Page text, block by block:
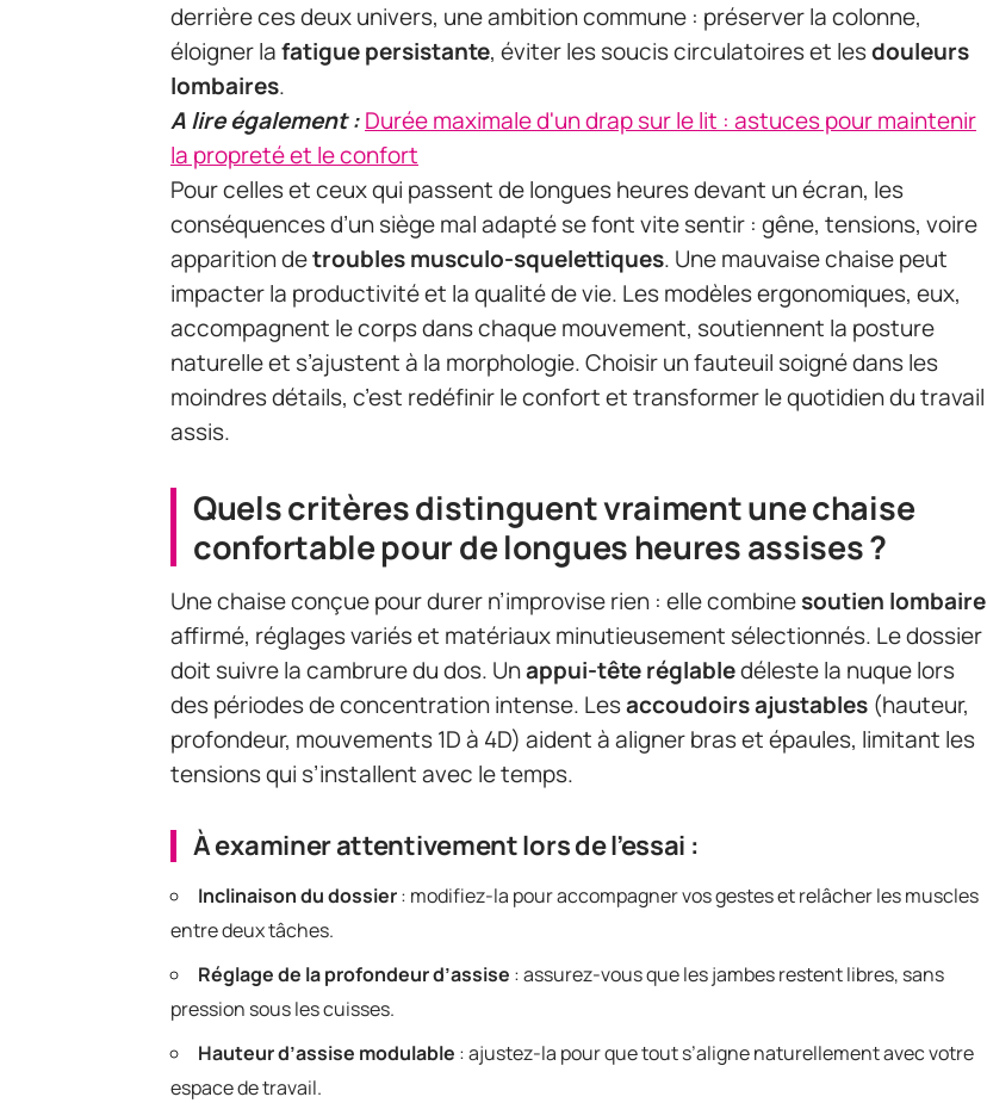
derrière ces deux univers, une ambition commune : préserver la colonne,
éloigner lafatigue persistante, éviter les soucis circulatoires et lesdouleurs
lombaires.
A lire également :Durée maximale d'un drap sur le lit : astuces pour maintenir
la propreté et le confort
Pour celles et ceux qui passent de longues heures devant un écran, les
conséquences d’un siège mal adapté se font vite sentir : gêne, tensions, voire
apparition detroubles musculo-squelettiques. Une mauvaise chaise peut
impacter la productivité et la qualité de vie. Les modèles ergonomiques, eux,
accompagnent le corps dans chaque mouvement, soutiennent la posture
naturelle et s’ajustent à la morphologie. Choisir un fauteuil soigné dans les
moindres détails, c’est redéfinir le confort et transformer le quotidien du travail
assis.
Quels critères distinguent vraiment une chaise
confortable pour de longues heures assises ?
Une chaise conçue pour durer n’improvise rien : elle combinesoutien lombaire
affirmé, réglages variés et matériaux minutieusement sélectionnés. Le dossier
doit suivre la cambrure du dos. Unappui-tête réglabledéleste la nuque lors
des périodes de concentration intense. Lesaccoudoirs ajustables (hauteur,
profondeur, mouvements 1D à 4D) aident à aligner bras et épaules, limitant les
tensions qui s’installent avec le temps.
À examiner attentivement lors de l’essai :
Inclinaison du dossier: modifiez-la pour accompagner vos gestes et relâcher les muscles
entre deux tâches.
Réglage de la profondeur d’assise : assurez-vous que les jambes restent libres, sans
pression sous les cuisses.
Hauteur d’assise modulable : ajustez-la pour que tout s’aligne naturellement avec votre
espace de travail.